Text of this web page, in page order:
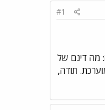
#1
ובילו כ-8 חודשים בפריזר (מינוס 6~8), נשאלת השאלה: מה דינם של
תשובה מוערכת. תודה,